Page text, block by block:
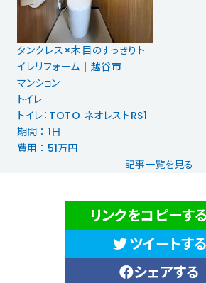
タンクレス×木目のすっきりト
イレリフォーム｜越谷市
マンション
トイレ
トイレ：TOTO ネオレストRS1
期間 ： 1日
費用 ： 51万円
記事一覧を見る
リンクをコピーする
ツイートする
シェアする